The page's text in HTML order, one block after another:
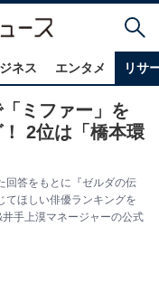
ネス エンタメ リサ
ミファー」を
2位は「橋本環
回答をもとに『ゼルダの伝
てほしい俳優ランキングを
手上漠マネージャーの公式